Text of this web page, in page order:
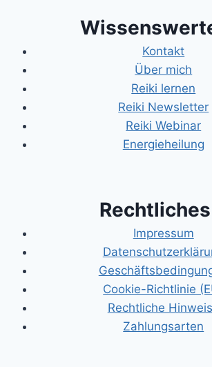
steigern
Kontakt
Über mich
Reiki lernen
Reiki Newsletter
Reiki Webinar
Energieheilung
Rechtliches
Impressum
Cookie-Richtlinie
Rechtliche
Zahlungsarten